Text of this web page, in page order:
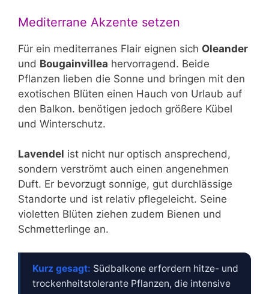
Mediterrane Akzente setzen
Für ein mediterranes Flair eignen sich Oleander
und Bougainvillea hervorragend. Beide
Pflanzen lieben die Sonne und bringen mit den
exotischen Blüten einen Hauch von Urlaub auf
den Balkon. benötigen jedoch größere Kübel
und Winterschutz.
Lavendel ist nicht nur optisch ansprechend,
sondern verströmt auch einen angenehmen
Duft. Er bevorzugt sonnige, gut durchlässige
Standorte und ist relativ pflegeleicht. Seine
violetten Blüten ziehen zudem Bienen und
Schmetterlinge an.
Kurz gesagt: Südbalkone erfordern hitze- und
trockenheitstolerante Pflanzen, die intensive